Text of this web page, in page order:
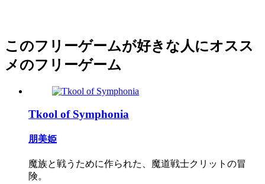
このフリーゲームが好きな人にオスス
メのフリーゲーム
Tkool of Symphonia
朋美姫
魔族と戦うために作られた、魔道戦士クリットの冒
険。